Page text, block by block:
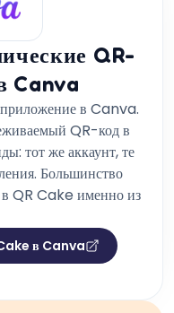
QR-
Canva
в Canva.
QR-код в
тот же аккаунт, те
Большинство
в QR Cake именно из
в Canva